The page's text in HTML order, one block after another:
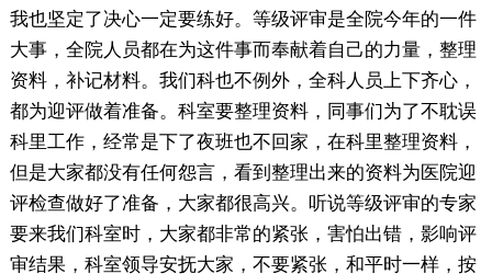
我也坚定了决心一定要练好。等级评审是全院今年的一件
大事，全院人员都在为这件事而奉献着自己的力量，整理
资料，补记材料。我们科也不例外，全科人员上下齐心，
都为迎评做着准备。科室要整理资料，同事们为了不耽误
科里工作，经常是下了夜班也不回家，在科里整理资料，
但是大家都没有任何怨言，看到整理出来的资料为医院迎
评检查做好了准备，大家都很高兴。听说等级评审的专家
要来我们科室时，大家都非常的紧张，害怕出错，影响评
审结果，科室领导安抚大家，不要紧张，和平时一样，按